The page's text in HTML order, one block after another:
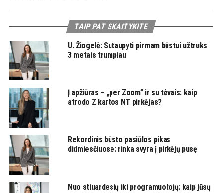
TAIP PAT SKAITYKITE
U. Žiogelė: Sutaupyti pirmam būstui užtruks
3 metais trumpiau
Į apžiūras – „per Zoom” ir su tėvais: kaip
atrodo Z kartos NT pirkėjas?
Rekordinis būsto pasiūlos pikas
didmiesčiuose: rinka svyra į pirkėjų pusę
Nuo stiuardesių iki programuotojų: kaip jūsų